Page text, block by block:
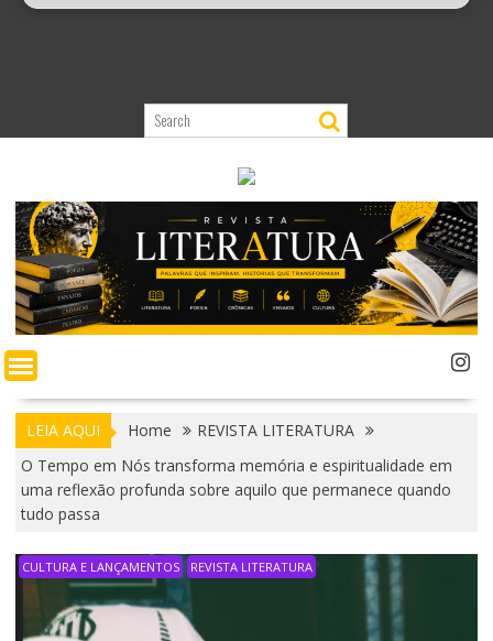
LEIA AQUI Home
REVISTA LITERATURA
O Tempo em Nós transforma memória e espiritualidade em
uma reflexão profunda sobre aquilo que permanece quando
tudo passa
CULTURA E LANÇAMENTOS REVISTA LITERATURA